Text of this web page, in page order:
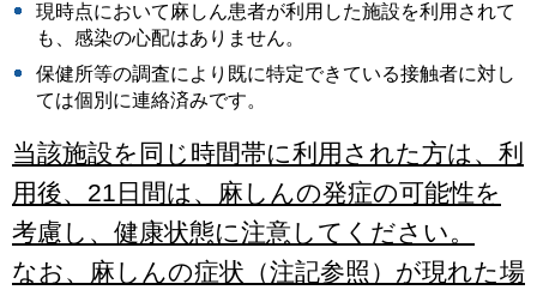
現時点において麻しん患者が利用した施設を利用されて
も、感染の心配はありません。
保健所等の調査により既に特定できている接触者に対し
ては個別に連絡済みです。
当該施設を同じ時間帯に利用された方は、利
用後、21日間は、麻しんの発症の可能性を
考慮し、健康状態に注意してください。
なお、麻しんの症状（注記参照）が現れた場